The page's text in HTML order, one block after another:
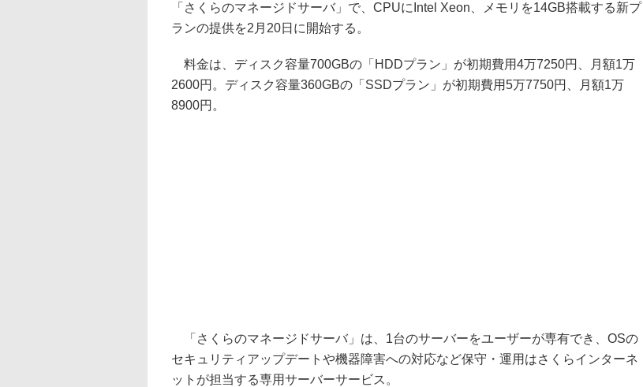
「さくらのマネージドサーバ」で、CPUにIntel Xeon、メモリを14GB搭載する新プ
ランの提供を2月20日に開始する。
料金は、ディスク容量700GBの「HDDプラン」が初期費用4万7250円、月額1万
2600円。ディスク容量360GBの「SSDプラン」が初期費用5万7750円、月額1万
8900円。
「さくらのマネージドサーバ」は、1台のサーバーをユーザーが専有でき、OSの
セキュリティアップデートや機器障害への対応など保守・運用はさくらインターネ
ットが担当する専用サーバーサービス。